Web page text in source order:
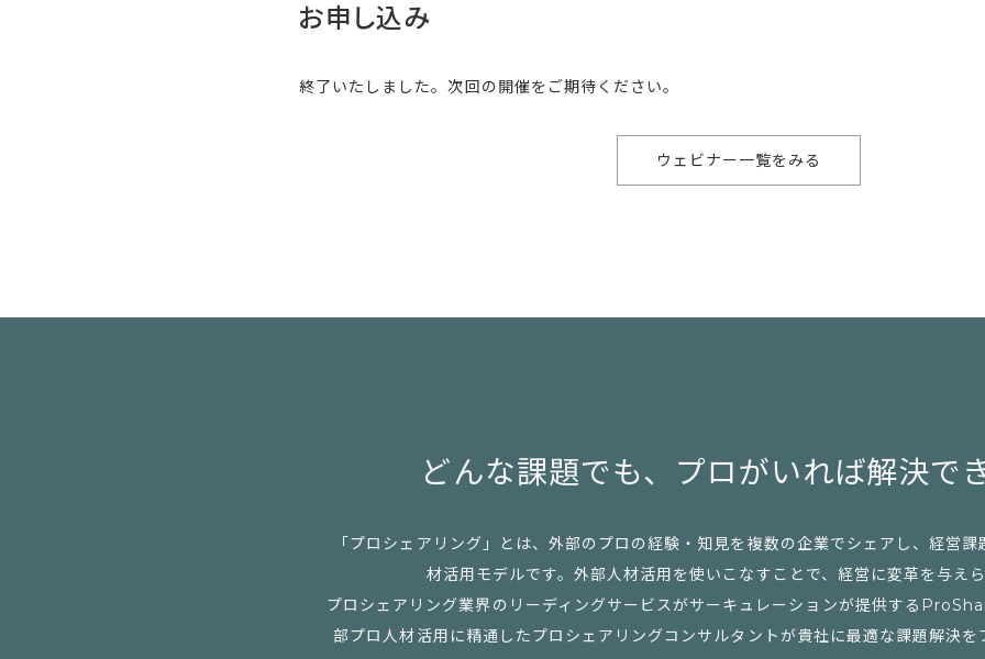
お申し込み
終了いたしました。次回の開催をご期待ください。
ウェビナー一覧をみる
どんな課題でも、 プロがいれば解決で
「プロシェアリング」とは、外部のプロの経験・知見を複数の企業でシェアし、経営
材活用モデルです。外部人材活用を使いこなすことで、経営に変革を与えら
プロシェアリング業界のリーディングサービスがサーキュレーションが提供する
部プロ人材活用に精通したプロシェアリングコンサルタントが貴社に最適な課題解決を